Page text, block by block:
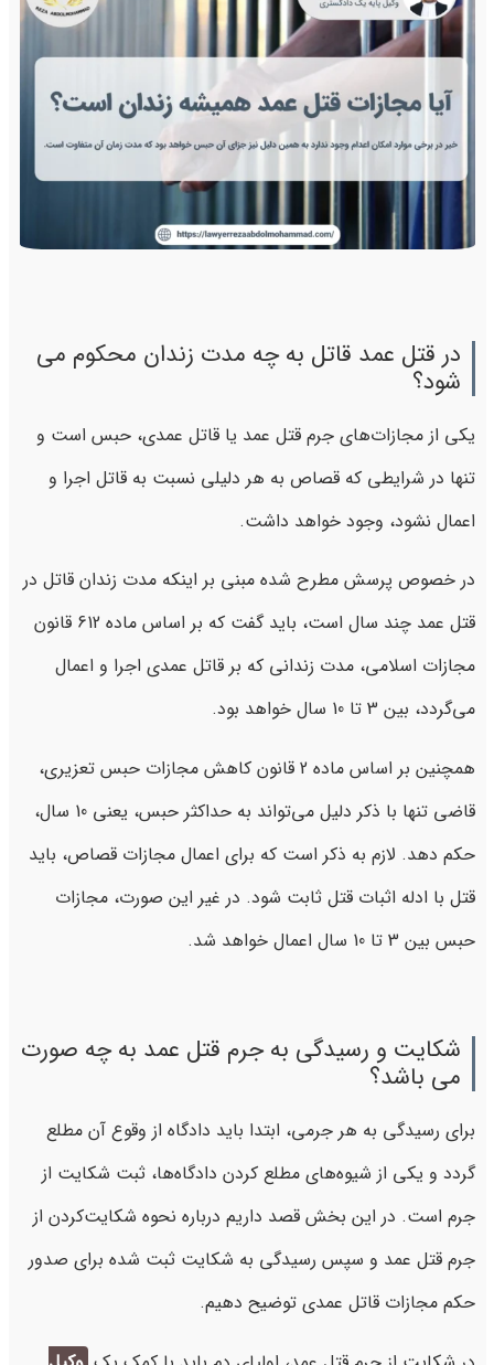
در قتل عمد قاتل به چه مدت زندان محکوم می
شود؟
یکی از مجازات‌های جرم قتل عمد یا قاتل عمدی، حبس است و
تنها در شرایطی که قصاص به هر دلیلی نسبت به قاتل اجرا و
اعمال نشود، وجود خواهد داشت.
در خصوص پرسش مطرح شده مبنی بر اینکه مدت زندان قاتل در
قتل عمد چند سال است، باید گفت که بر اساس ماده 612 قانون
مجازات اسلامی، مدت زندانی که بر قاتل عمدی اجرا و اعمال
می‌گردد، بین 3 تا 10 سال خواهد بود.
همچنین بر اساس ماده 2 قانون کاهش مجازات حبس تعزیری،
قاضی تنها با ذکر دلیل می‌تواند به حداکثر حبس، یعنی 10 سال،
حکم دهد. لازم به ذکر است که برای اعمال مجازات قصاص، باید
قتل با ادله اثبات قتل ثابت شود. در غیر این صورت، مجازات
حبس بین 3 تا 10 سال اعمال خواهد شد.
شکایت و رسیدگی به جرم قتل عمد به چه صورت
می باشد؟
برای رسیدگی به هر جرمی، ابتدا باید دادگاه از وقوع آن مطلع
گردد و یکی از شیوه‌های مطلع کردن دادگاه‌ها، ثبت شکایت از
جرم است. در این بخش قصد داریم درباره نحوه شکایت‌کردن از
جرم قتل عمد و سپس رسیدگی به شکایت ثبت شده برای صدور
حکم مجازات قاتل عمدی توضیح دهیم.